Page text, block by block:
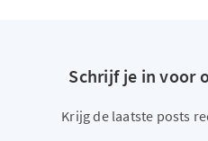
Schrijf je in voor
Krijg de laatste posts